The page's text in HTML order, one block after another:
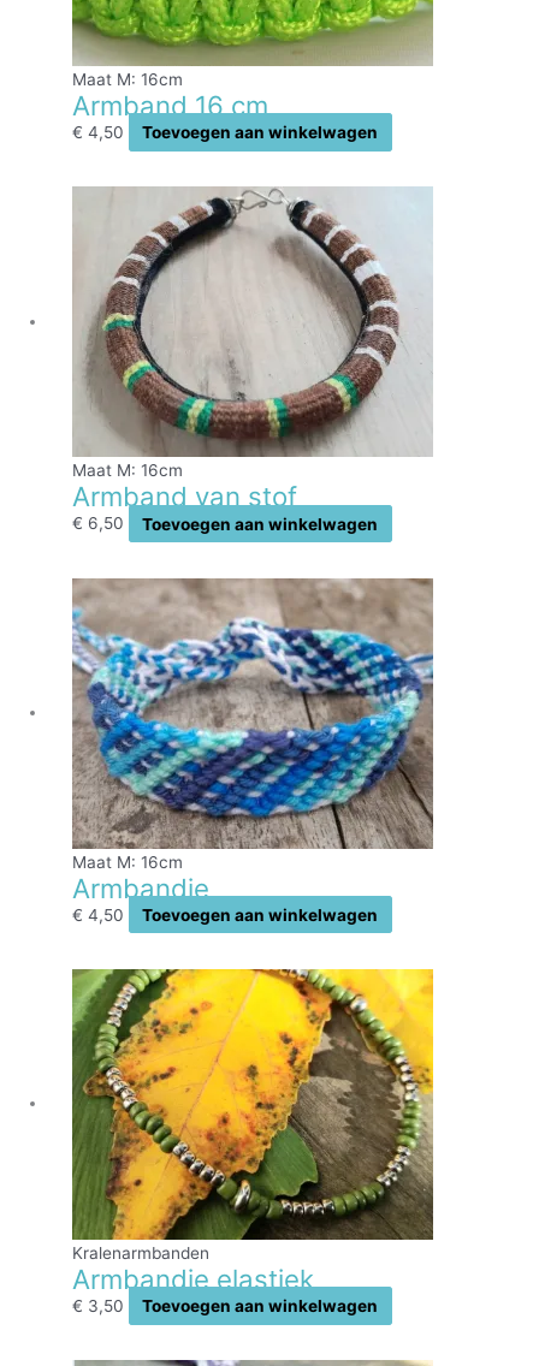
Maat M: 16cm
Armband 16 cm
€ 4,50 Toevoegen aan winkelwagen
Maat M: 16cm
Armband van stof
€ 6,50 Toevoegen aan winkelwagen
Maat M: 16cm
Armbandje
€ 4,50 Toevoegen aan winkelwagen
Kralenarmbanden
Armbandje elastiek
€ 3,50 Toevoegen aan winkelwagen